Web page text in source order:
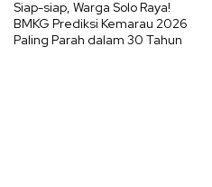
Siap-siap, Warga Solo Raya!
BMKG Prediksi Kemarau 2026
Paling Parah dalam 30 Tahun